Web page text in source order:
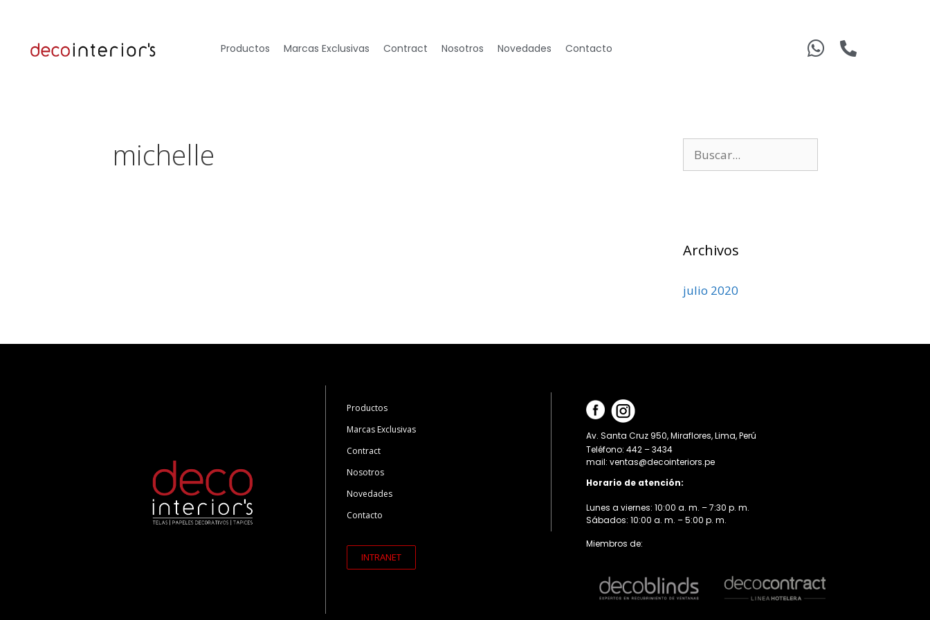
Productos Marcas Exclusivas Contract Nosotros Novedades Contacto
michelle
Archivos
julio 2020
Productos
Marcas Exclusivas
Contract
Nosotros
Novedades
Contacto
INTRANET
Av. Santa Cruz 950, Miraflores, Lima, Perú
Teléfono: 442 – 3434
mail: ventas@decointeriors.pe
Horario de atención:
Lunes a viernes: 10:00 a. m. – 7:30 p. m.
Sábados: 10:00 a. m. – 5:00 p. m.
Miembros de: